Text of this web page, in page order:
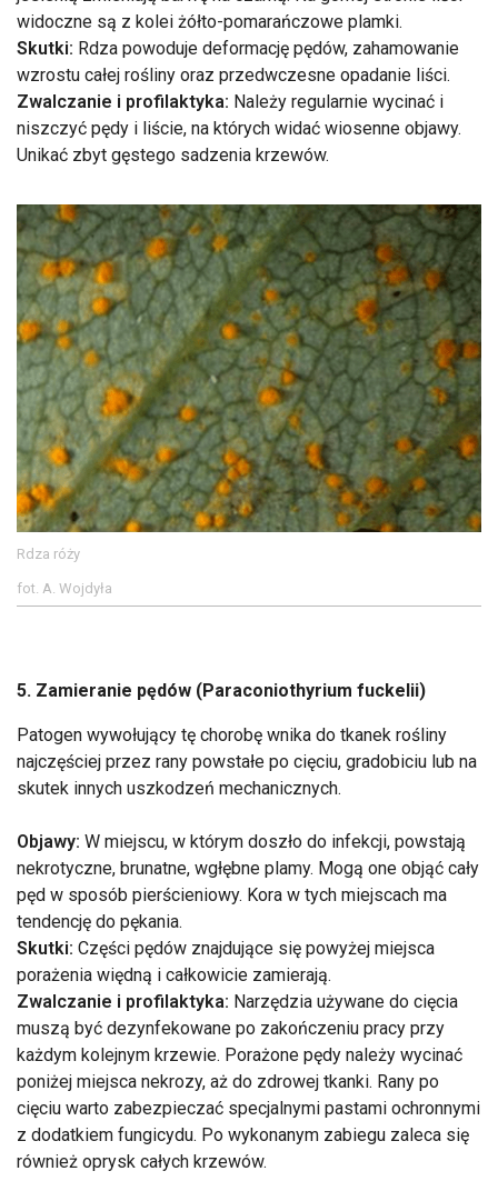
widoczne są z kolei żółto-pomarańczowe plamki.
Skutki: Rdza powoduje deformację pędów, zahamowanie
wzrostu całej rośliny oraz przedwczesne opadanie liści.
Zwalczanie i profilaktyka: Należy regularnie wycinać i
niszczyć pędy i liście, na których widać wiosenne objawy.
Unikać zbyt gęstego sadzenia krzewów.
Rdza róży
fot. A. Wojdyła
5. Zamieranie pędów (Paraconiothyrium fuckelii)
Patogen wywołujący tę chorobę wnika do tkanek rośliny
najczęściej przez rany powstałe po cięciu, gradobiciu lub na
skutek innych uszkodzeń mechanicznych.
Objawy: W miejscu, w którym doszło do infekcji, powstają
nekrotyczne, brunatne, wgłębne plamy. Mogą one objąć cały
pęd w sposób pierścieniowy. Kora w tych miejscach ma
tendencję do pękania.
Skutki: Części pędów znajdujące się powyżej miejsca
porażenia więdną i całkowicie zamierają.
Zwalczanie i profilaktyka: Narzędzia używane do cięcia
muszą być dezynfekowane po zakończeniu pracy przy
każdym kolejnym krzewie. Porażone pędy należy wycinać
poniżej miejsca nekrozy, aż do zdrowej tkanki. Rany po
cięciu warto zabezpieczać specjalnymi pastami ochronnymi
z dodatkiem fungicydu. Po wykonanym zabiegu zaleca się
również oprysk całych krzewów.